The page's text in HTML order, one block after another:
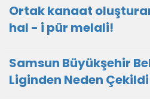
Ortak kanaat
hal - i pür melali!
Samsun Büyükşehir
Liginden Neden